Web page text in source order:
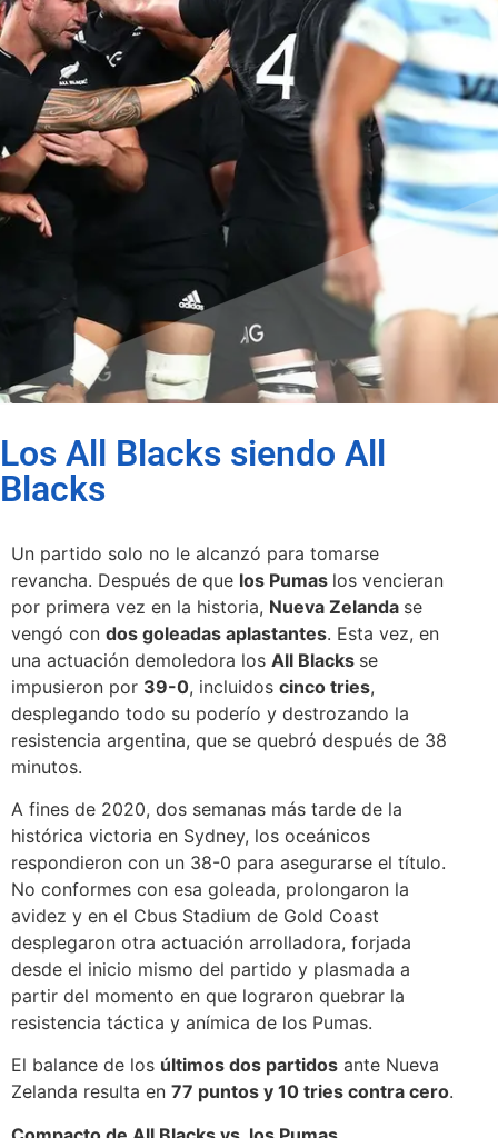
Los All Blacks siendo All
Blacks
Un partido solo no le alcanzó para tomarse
revancha. Después de que los Pumas los vencieran
por primera vez en la historia, Nueva Zelanda se
vengó con dos goleadas aplastantes. Esta vez, en
una actuación demoledora los All Blacks se
impusieron por 39-0, incluidos cinco tries,
desplegando todo su poderío y destrozando la
resistencia argentina, que se quebró después de 38
minutos.
A fines de 2020, dos semanas más tarde de la
histórica victoria en Sydney, los oceánicos
respondieron con un 38-0 para asegurarse el título.
No conformes con esa goleada, prolongaron la
avidez y en el Cbus Stadium de Gold Coast
desplegaron otra actuación arrolladora, forjada
desde el inicio mismo del partido y plasmada a
partir del momento en que lograron quebrar la
resistencia táctica y anímica de los Pumas.
El balance de los últimos dos partidos ante Nueva
Zelanda resulta en 77 puntos y 10 tries contra cero.